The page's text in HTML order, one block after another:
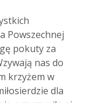
Powszechnej
pokuty za
nas do
krzyżem w
dla